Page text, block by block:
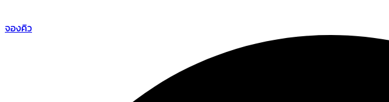
จองคิว